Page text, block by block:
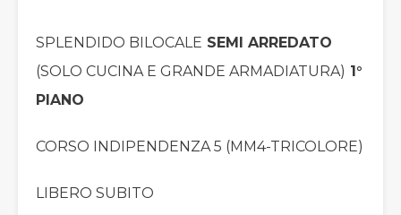
SPLENDIDO BILOCALE SEMI ARREDATO
(SOLO CUCINA E GRANDE ARMADIATURA) 1°
PIANO
CORSO INDIPENDENZA 5 (MM4-TRICOLORE)
LIBERO SUBITO